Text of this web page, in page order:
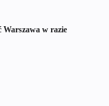
Warszawa w razie